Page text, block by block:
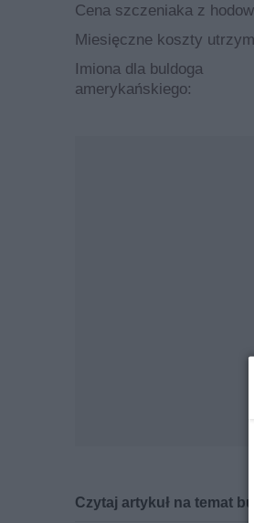
Cena szczeniaka z
Miesięczne koszty
Imiona dla buldoga
amerykańskiego:
Czytaj artykuł na temat